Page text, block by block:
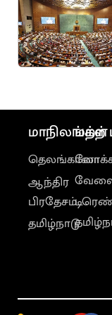
மாநிலங்கள்
தெலங்கானா
ஆந்திர
பிரதேசம்
தமிழ்நாடு
மற்ற